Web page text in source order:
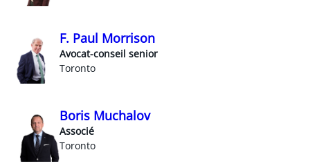
F. Paul Morrison
Avocat-conseil senior
Toronto
Boris Muchalov
Associé
Toronto